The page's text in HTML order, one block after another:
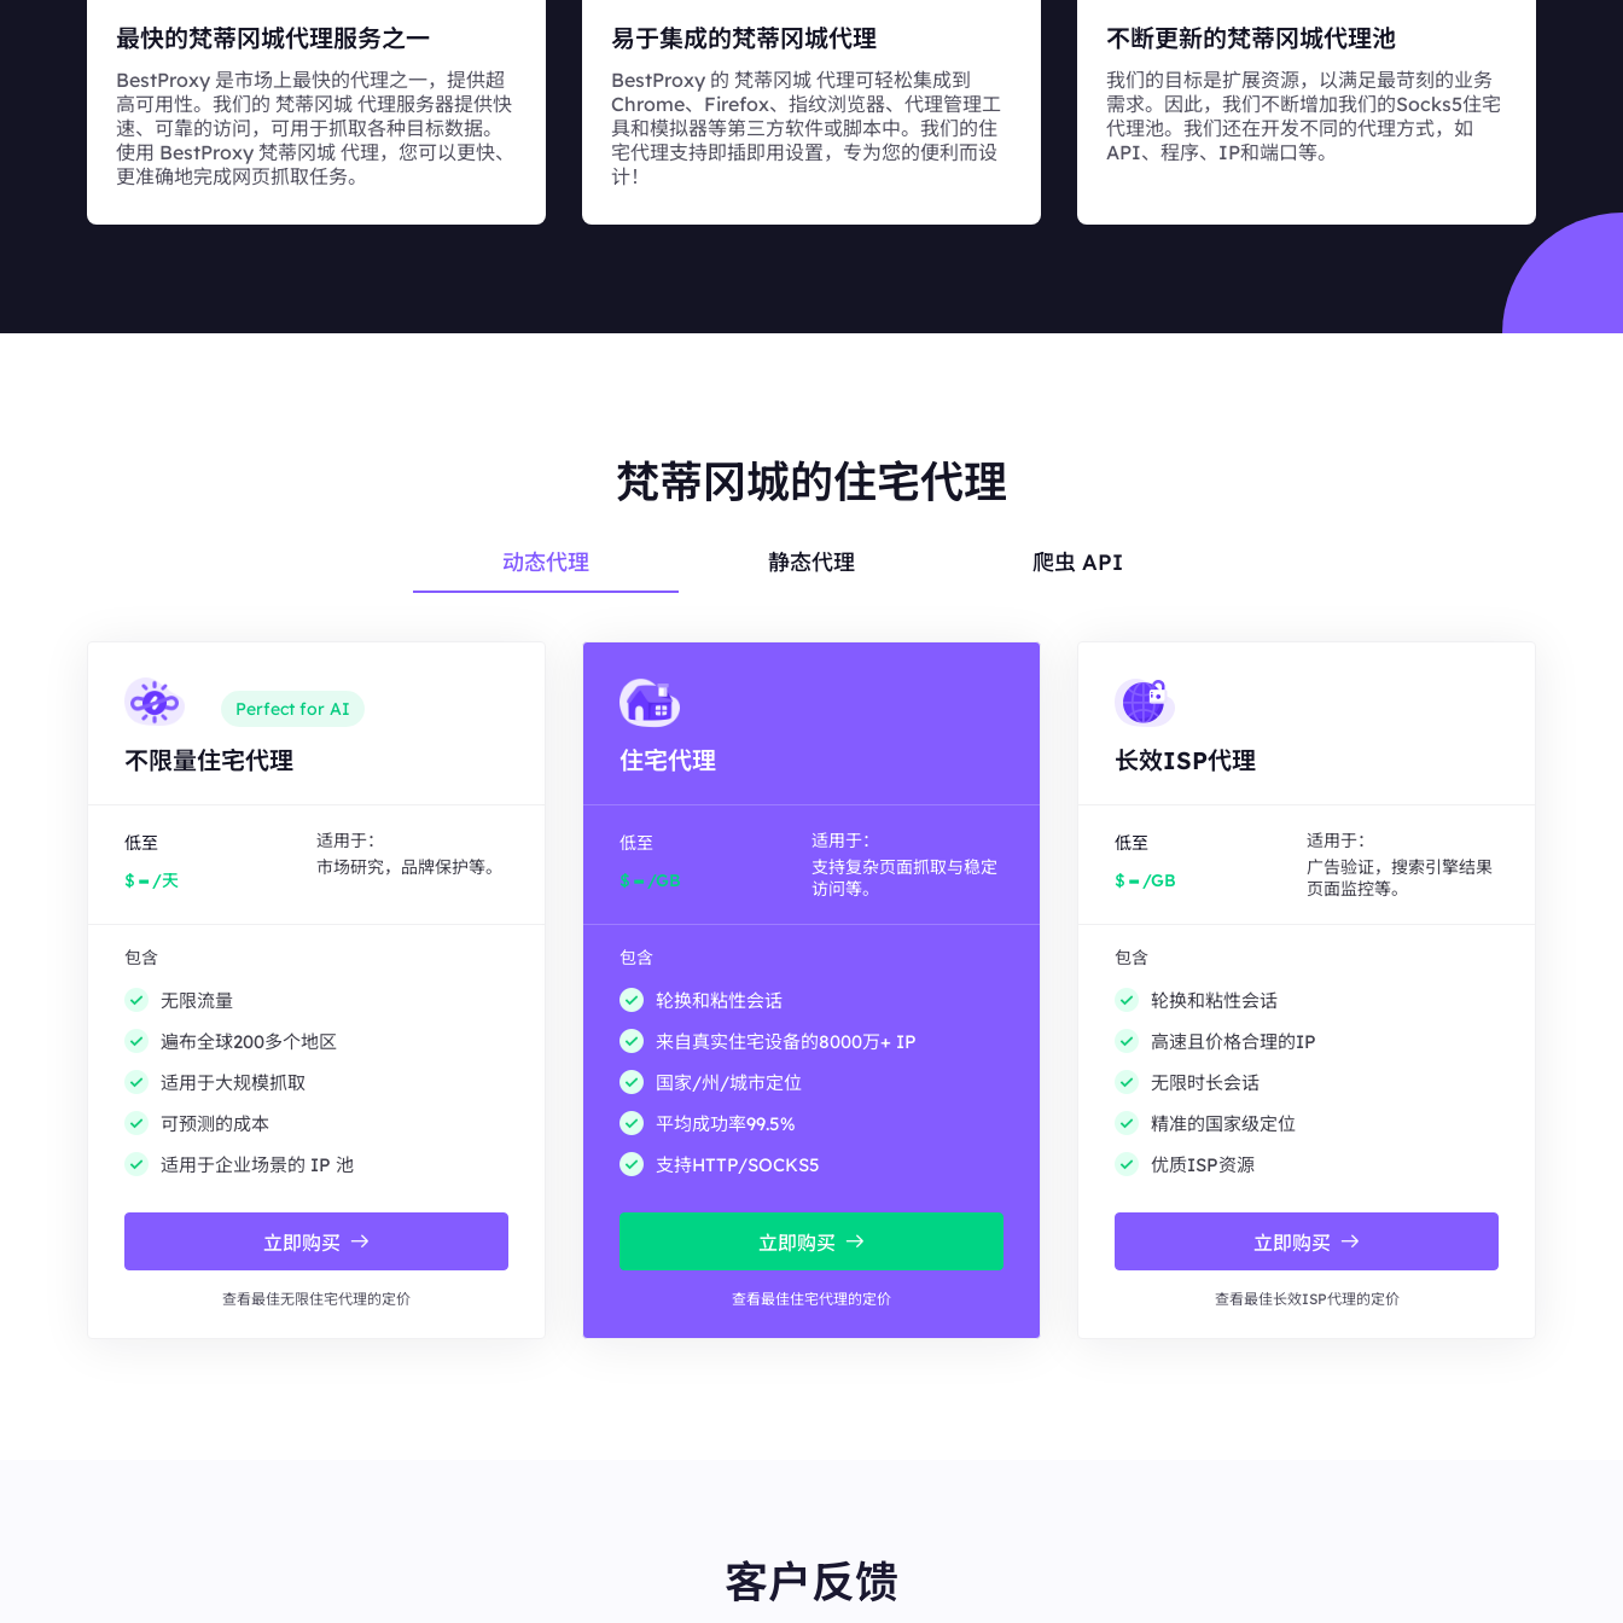
最快的梵蒂冈城代理服务之一
BestProxy 是市场上最快的代理之一，提供超
高可用性。我们的 梵蒂冈城 代理服务器提供快
速、可靠的访问，可用于抓取各种目标数据。
使用 BestProxy 梵蒂冈城 代理，您可以更快、
更准确地完成网页抓取任务。
易于集成的梵蒂冈城代理
BestProxy 的 梵蒂冈城 代理可轻松集成到
Chrome、Firefox、指纹浏览器、代理管理工
具和模拟器等第三方软件或脚本中。我们的住
宅代理支持即插即用设置，专为您的便利而设
计！
不断更新的梵蒂冈城代理池
我们的目标是扩展资源，以满足最苛刻的业务
需求。因此，我们不断增加我们的Socks5住宅
代理池。我们还在开发不同的代理方式，如
API、程序、IP和端口等。
梵蒂冈城的住宅代理
动态代理 静态代理 爬虫 API
不限量住宅代理
Perfect for AI
低至
$ -/天
适用于：
市场研究，品牌保护等。
包含
无限流量
遍布全球200多个地区
适用于大规模抓取
可预测的成本
适用于企业场景的 IP 池
立即购买
查看最佳无限住宅代理的定价
住宅代理
低至
$ - /GB
适用于：
支持复杂页面抓取与稳定
访问等。
包含
轮换和粘性会话
来自真实住宅设备的8000万+ IP
国家/州/城市定位
平均成功率99.5%
支持HTTP/SOCKS5
立即购买
查看最佳住宅代理的定价
长效ISP代理
低至
$ -/GB
适用于：
广告验证，搜索引擎结果
页面监控等。
包含
轮换和粘性会话
高速且价格合理的IP
无限时长会话
精准的国家级定位
优质ISP资源
立即购买
查看最佳长效ISP代理的定价
客户反馈